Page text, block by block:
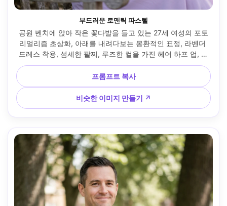
부드러운 로맨틱 파스텔
공원 벤치에 앉아 작은 꽃다발을 들고 있는 27세 여성의 포토
리얼리즘 초상화, 아래를 내려다보는 몽환적인 표정, 라벤더
드레스 착용, 섬세한 팔찌, 루즈한 컬을 가진 헤어 하프 업, 부
드러운 파스텔 풍경, 확산된 일몰 빛, 후지필름 X-T5, 56mm
f/1.2, 크리미한 보케, 허리 위로 올라가는 구도, 부드러운 로맨
틱 무드, 현실적인 피부 결감, 자연스러운 하이라이트, 고해상
도, 선명한 초점, 부드러운 파스텔 색상 등급 --ar 4:5
프롬프트 복사
비슷한 이미지 만들기 ↗